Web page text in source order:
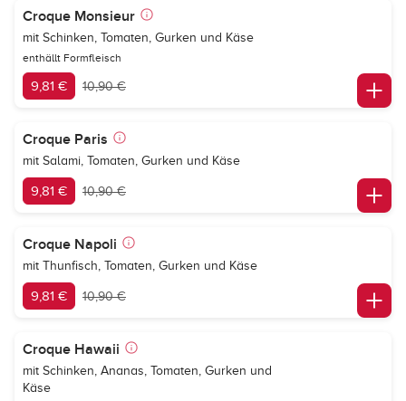
Croque Monsieur
mit Schinken, Tomaten, Gurken und Käse
enthällt Formfleisch
9,81 € 10,90 €
Croque Paris
mit Salami, Tomaten, Gurken und Käse
9,81 € 10,90 €
Croque Napoli
mit Thunfisch, Tomaten, Gurken und Käse
9,81 € 10,90 €
Croque Hawaii
mit Schinken, Ananas, Tomaten, Gurken und
Käse